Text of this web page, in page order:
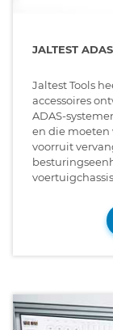
JALTEST
Jaltest Tools
accessoires
ADAS-
en die moeten
voorruit
voertuigchassis,